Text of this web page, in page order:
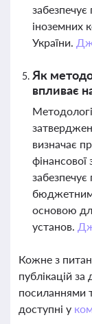
іноземних
України.
Як
впливає
визначає
фінансової
основою
установ.
Кожне з
публікацій
посиланнями
доступні у